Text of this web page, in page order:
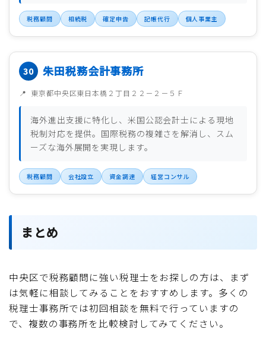
税務顧問 相続税 確定申告 記帳代行 個人事業主
朱田税務会計事務所
東京都中央区東日本橋２丁目２２－２－５Ｆ
海外進出支援に特化し、米国公認会計士による現地
税制対応を提供。国際税務の複雑さを解消し、スム
ーズな海外展開を実現します。
税務顧問 会社設立 資金調達 経営コンサル
まとめ
中央区で税務顧問に強い税理士をお探しの方は、まず
は気軽に相談してみることをおすすめします。多くの
税理士事務所では初回相談を無料で行っていますの
で、複数の事務所を比較検討してみてください。